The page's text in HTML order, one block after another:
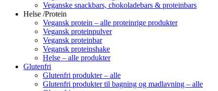
Veganske snackbars, chokoladebars & proteinbars
Helse /Protein
Vegansk protein – alle proteinrige produkter
Vegansk proteinpulver
Vegansk proteinbar
Vegansk proteinshake
Helse – alle produkter
Glutenfri
Glutenfri produkter – alle
Glutenfri produkter til bagning og madlavning – alle